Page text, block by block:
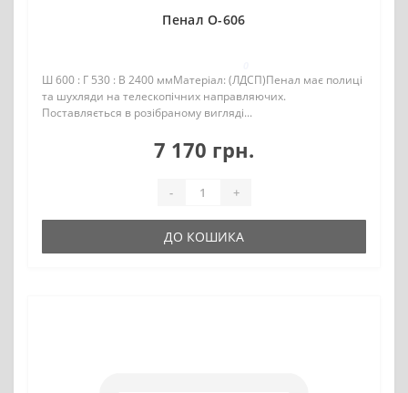
Пенал О-606
Ш 600 : Г 530 : В 2400 ммМатеріал: (ЛДСП)Пенал має полиці
та шухляди на телескопічних направляючих.
Поставляється в розібраному вигляді...
7 170 грн.
- +
ДО КОШИКА